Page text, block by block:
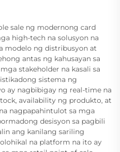
sale ng modernong card
high-tech na solusyon na
modelo ng distribusyon at
antas ng kahusayan sa
stakeholder na kasali sa
sistema ng
ay nagbibigay ng real-time na
availability ng produkto, at
nagpapahintulot sa mga
desisyon sa pagbili
ang kanilang sariling
na platform na ito ay